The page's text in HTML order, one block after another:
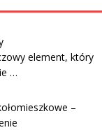
element, który
…
–